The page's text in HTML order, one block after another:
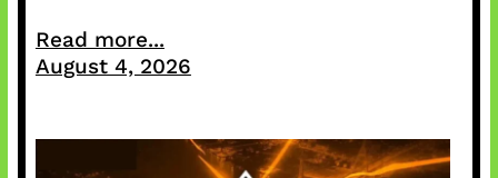
Read more...
August 4, 2026